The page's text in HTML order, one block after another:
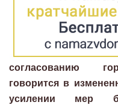
согласованию
говорится в
усилении мер